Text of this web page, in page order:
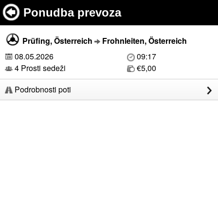
Ponudba prevoza
Prüfing, Österreich
Frohnleiten, Österreich
08.05.2026
09:17
4 Prosti sedeži
€5,00
Podrobnosti poti